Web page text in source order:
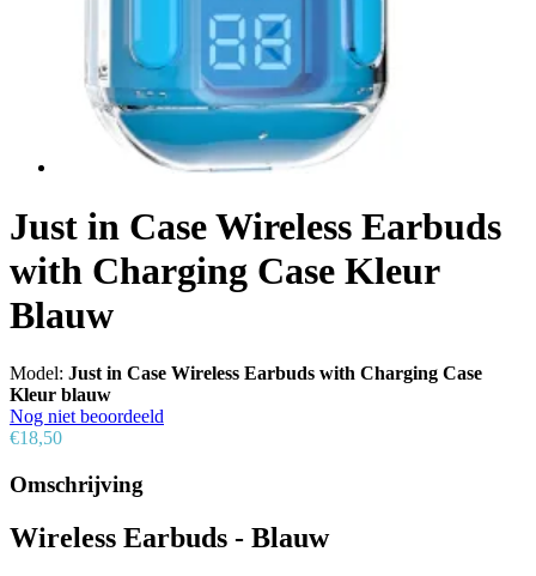
Just in Case Wireless Earbuds
with Charging Case Kleur
Blauw
Model: Just in Case Wireless Earbuds with Charging Case
Kleur blauw
Nog niet beoordeeld
€18,50
Omschrijving
Wireless Earbuds - Blauw